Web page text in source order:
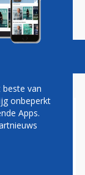
Vacatures
VVD
van
onbeperkt
Apps.